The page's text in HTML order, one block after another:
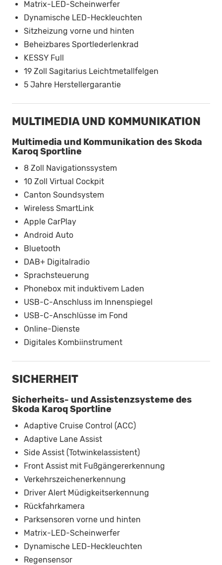
Matrix-LED-Scheinwerfer
Dynamische LED-Heckleuchten
Sitzheizung vorne und hinten
Beheizbares Sportlederlenkrad
KESSY Full
19 Zoll Sagitarius Leichtmetallfelgen
5 Jahre Herstellergarantie
MULTIMEDIA UND KOMMUNIKATION
Multimedia und Kommunikation des Skoda
Karoq Sportline
8 Zoll Navigationssystem
10 Zoll Virtual Cockpit
Canton Soundsystem
Wireless SmartLink
Apple CarPlay
Android Auto
Bluetooth
DAB+ Digitalradio
Sprachsteuerung
Phonebox mit induktivem Laden
USB-C-Anschluss im Innenspiegel
USB-C-Anschlüsse im Fond
Online-Dienste
Digitales Kombiinstrument
SICHERHEIT
Sicherheits- und Assistenzsysteme des
Skoda Karoq Sportline
Adaptive Cruise Control (ACC)
Adaptive Lane Assist
Side Assist (Totwinkelassistent)
Front Assist mit Fußgängererkennung
Verkehrszeichenerkennung
Driver Alert Müdigkeitserkennung
Rückfahrkamera
Parksensoren vorne und hinten
Matrix-LED-Scheinwerfer
Dynamische LED-Heckleuchten
Regensensor